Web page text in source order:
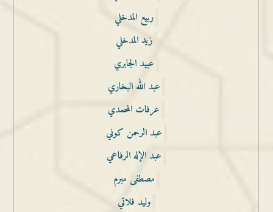
ربيع المدخلي
زيد المدخلي
عبيد الجابري
عبد الله البخاري
عرفات المحمدي
عبد الرحمن كوني
عبد الإله الرفاعي
مصطفى مبرم
وليد فلاتي